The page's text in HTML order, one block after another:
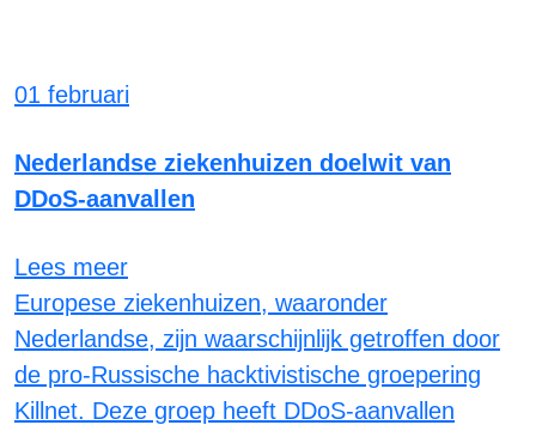
01 februari
Nederlandse ziekenhuizen doelwit van
DDoS-aanvallen
Lees meer
Europese ziekenhuizen, waaronder
Nederlandse, zijn waarschijnlijk getroffen door
de pro-Russische hacktivistische groepering
Killnet. Deze groep heeft DDoS-aanvallen